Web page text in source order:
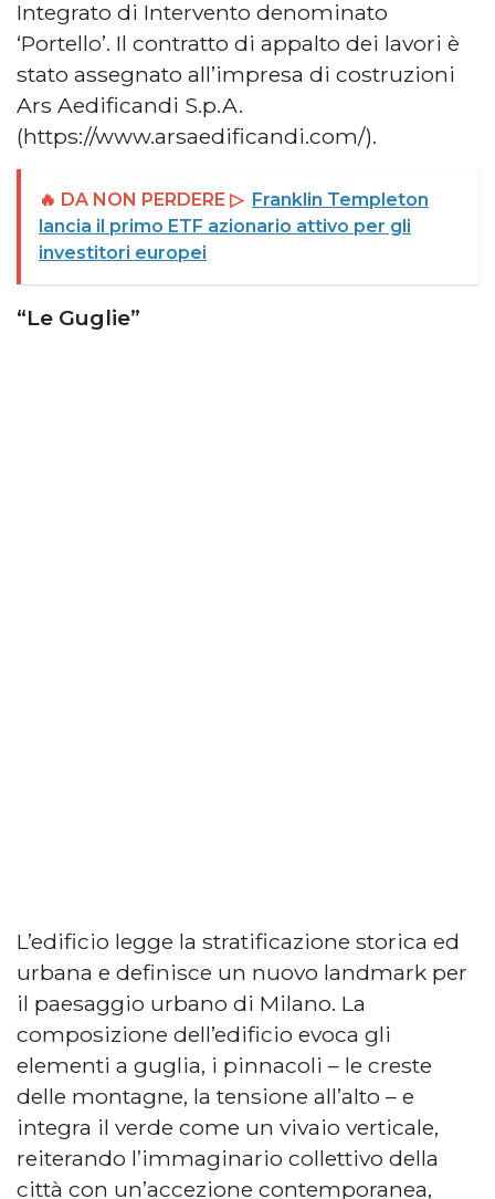
Integrato di Intervento denominato
‘Portello’. Il contratto di appalto dei lavori è
stato assegnato all’impresa di costruzioni
Ars Aedificandi S.p.A.
(https://www.arsaedificandi.com/).
🔥 DA NON PERDERE ▷ Franklin Templeton
lancia il primo ETF azionario attivo per gli
investitori europei
“Le Guglie”
L’edificio legge la stratificazione storica ed
urbana e definisce un nuovo landmark per
il paesaggio urbano di Milano. La
composizione dell’edificio evoca gli
elementi a guglia, i pinnacoli – le creste
delle montagne, la tensione all’alto – e
integra il verde come un vivaio verticale,
reiterando l’immaginario collettivo della
città con un’accezione contemporanea,